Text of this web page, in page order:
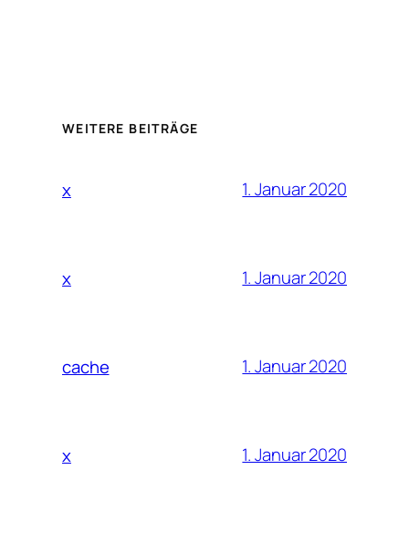
WEITERE BEITRÄGE
x 1. Januar 2020
x 1. Januar 2020
cache 1. Januar 2020
x 1. Januar 2020